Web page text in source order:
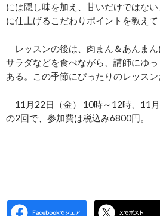
には隠し味を加え、甘いだけではな
に仕上げるこだわりポイントを教えて
レッスンの後は、肉まん＆あんま
サラダなどを食べながら、講師にゆ
ある。この季節にぴったりのレッスン
11月22日（金） 10時～12時、11
の2回で、参加費は税込み6800円。